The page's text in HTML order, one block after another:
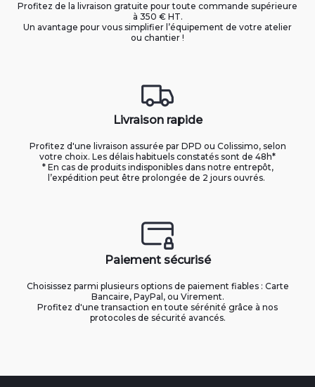
Profitez de la livraison gratuite pour toute commande supérieure
à 350 € HT.
Un avantage pour vous simplifier l’équipement de votre atelier
ou chantier !
Livraison rapide
Profitez d'une livraison assurée par DPD ou Colissimo, selon
votre choix. Les délais habituels constatés sont de 48h*
* En cas de produits indisponibles dans notre entrepôt,
l’expédition peut être prolongée de 2 jours ouvrés.
Paiement sécurisé
Choisissez parmi plusieurs options de paiement fiables : Carte
Bancaire, PayPal, ou Virement.
Profitez d'une transaction en toute sérénité grâce à nos
protocoles de sécurité avancés.